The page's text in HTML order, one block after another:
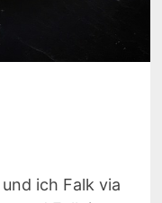
ich Falk via